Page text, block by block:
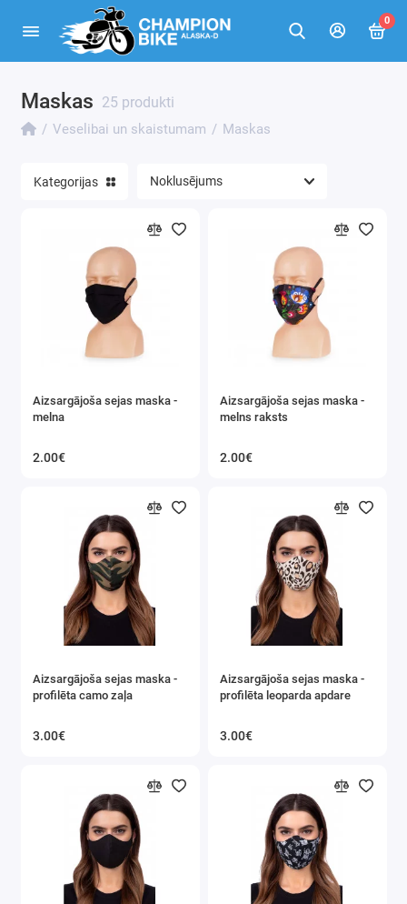
0
Maskas 25 produkti
Veselibai un skaistumam Maskas
Svari
Masažieri
Veselības preces
Manikīram un pedikīram
Skuvekļi, Trimmeri, Matu Griezēji
Alkometri
Maskas
Kategorijas
Aizsargājoša sejas maska ​​-
melna
2.00€
Aizsargājoša sejas maska ​​-
melns raksts
2.00€
Aizsargājoša sejas maska ​​-
profilēta camo zaļa
3.00€
Aizsargājoša sejas maska ​​-
profilēta leoparda apdare
3.00€